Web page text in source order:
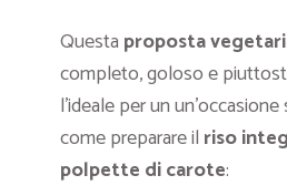
Questa proposta
completo, goloso e
l’ideale per un
come preparare il riso
polpette di carote: